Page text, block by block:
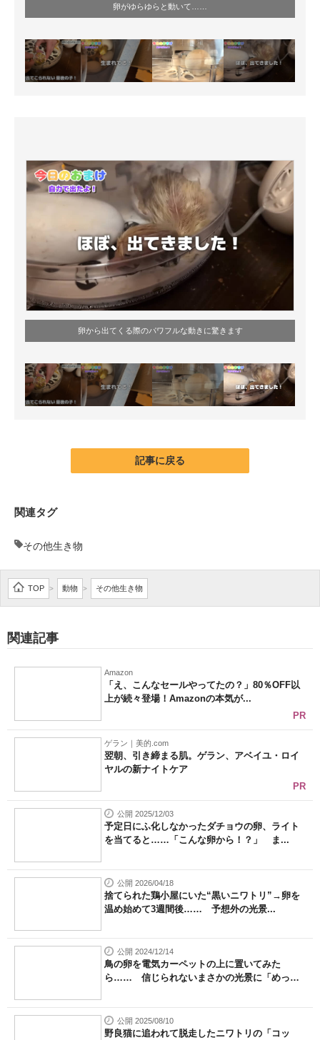
卵がゆらゆらと動いて……
卵から出てくる際のパワフルな動きに驚きます
記事に戻る
関連タグ
その他生き物
TOP > 動物 > その他生き物
関連記事
Amazon
「え、こんなセールやってたの？」80％OFF以
上が続々登場！Amazonの本気が...
PR
ゲラン｜美的.com
翌朝、引き締まる肌。ゲラン、アベイユ・ロイ
ヤルの新ナイトケア
PR
公開 2025/12/03
予定日にふ化しなかったダチョウの卵、ライト
を当てると……「こんな卵から！？」 ま...
公開 2026/04/18
捨てられた鶏小屋にいた“黒いニワトリ”→卵を
温め始めて3週間後…… 予想外の光景...
公開 2024/12/14
鳥の卵を電気カーペットの上に置いてみた
ら…… 信じられないまさかの光景に「めっ
公開 2025/08/10
野良猫に追われて脱走したニワトリの「コッ